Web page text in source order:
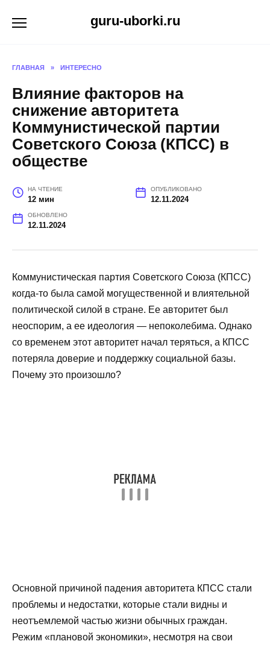
guru-uborki.ru
ГЛАВНАЯ » ИНТЕРЕСНО
Влияние факторов на
снижение авторитета
Коммунистической партии
Советского Союза (КПСС) в
обществе
НА ЧТЕНИЕ
12 мин
ОПУБЛИКОВАНО
12.11.2024
ОБНОВЛЕНО
12.11.2024
Коммунистическая партия Советского Союза (КПСС)
когда-то была самой могущественной и влиятельной
политической силой в стране. Ее авторитет был
неоспорим, а ее идеология — непоколебима. Однако
со временем этот авторитет начал теряться, а КПСС
потеряла доверие и поддержку социальной базы.
Почему это произошло?
Основной причиной падения авторитета КПСС стали
проблемы и недостатки, которые стали видны и
неотъемлемой частью жизни обычных граждан.
Режим «плановой экономики», несмотря на свои